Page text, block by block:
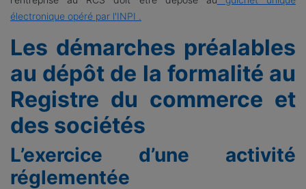
électronique opéré par l'INPI
Les démarches préalables
au dépôt de la formalité au
Registre du commerce et
des sociétés
L’exercice d’une activité
réglementée